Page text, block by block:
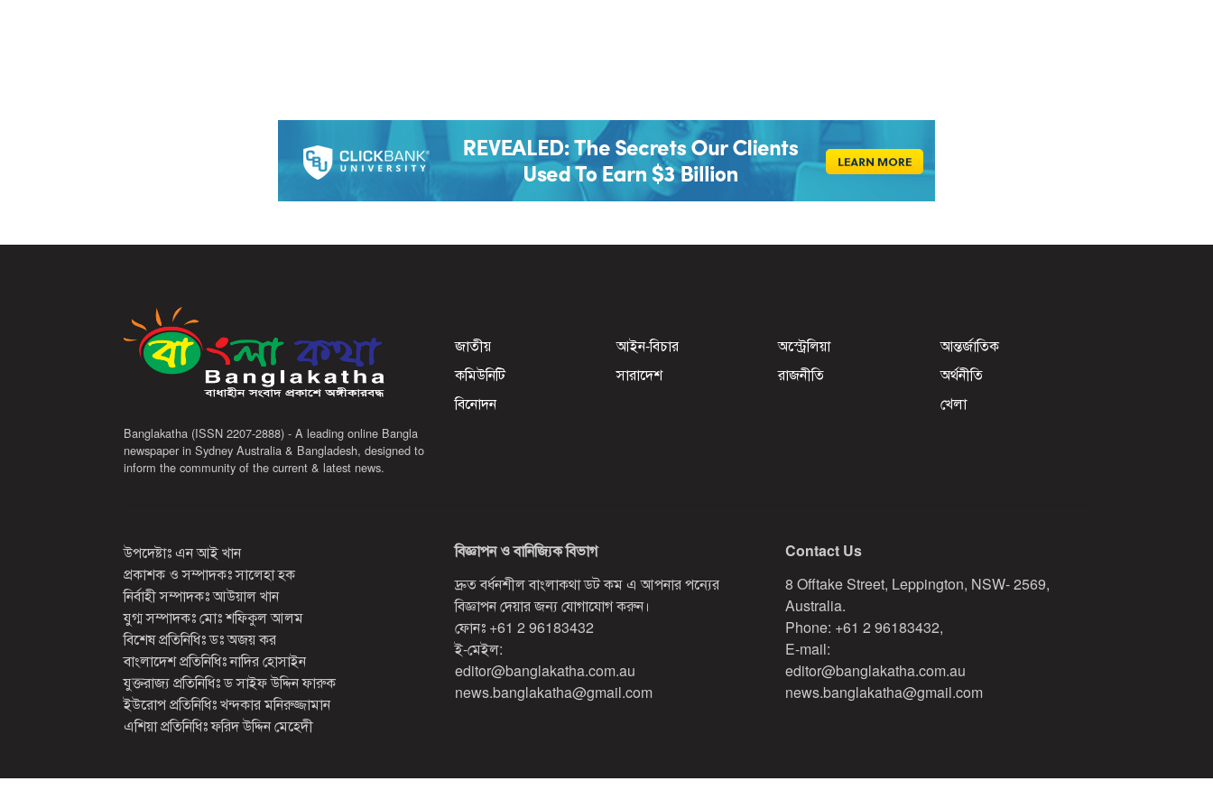
Banglakatha (ISSN 2207-2888) - A leading online Bangla
newspaper in Sydney Australia & Bangladesh, designed to
inform the community of the current & latest news.
জাতীয় আইন-বিচার অস্ট্রেলিয়া
আন্তর্জাতিক
কমিউনিটি
সারাদেশ রাজনীতি
অর্থনীতি
বিনোদন
খেলা
উপদেষ্টাঃ এন আই খান
প্রকাশক ও সম্পাদকঃ সালেহা হক
নির্বাহী সম্পাদকঃ আউয়াল খান
যুগ্ম সম্পাদকঃ মোঃ শফিকুল আলম
বিশেষ প্রতিনিধিঃ ডঃ অজয় কর
বাংলাদেশ প্রতিনিধিঃ নাদির হোসাইন
যুক্তরাজ্য প্রতিনিধিঃ ড সাইফ উদ্দিন ফারুক
ইউরোপ প্রতিনিধিঃ খন্দকার মনিরুজ্জামান
এশিয়া প্রতিনিধিঃ ফরিদ উদ্দিন মেহেদী
বিজ্ঞাপন ও বানিজ্যিক বিভাগ
দ্রুত বর্ধনশীল বাংলাকথা ডট কম এ আপনার পন্যের
বিজ্ঞাপন দেয়ার জন্য যোগাযোগ করুন।
ফোনঃ +61 2 96183432
ই-মেইল:
editor@banglakatha.com.au
news.banglakatha@gmail.com
Contact Us
8 Offtake Street, Leppington, NSW- 2569,
Australia.
Phone: +61 2 96183432,
E-mail:
editor@banglakatha.com.au
news.banglakatha@gmail.com